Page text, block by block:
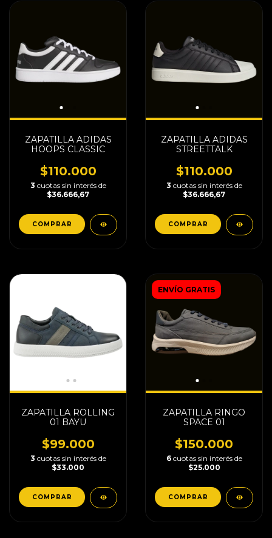
ZAPATILLA ADIDAS
HOOPS CLASSIC
$110.000
3 cuotas sin interés de
$36.666,67
COMPRAR
ZAPATILLA ADIDAS
STREETTALK
$110.000
3 cuotas sin interés de
$36.666,67
COMPRAR
ZAPATILLA ROLLING
01 BAYU
$99.000
3 cuotas sin interés de
$33.000
COMPRAR
ENVÍO GRATIS
ZAPATILLA RINGO
SPACE 01
$150.000
6 cuotas sin interés de
$25.000
COMPRAR